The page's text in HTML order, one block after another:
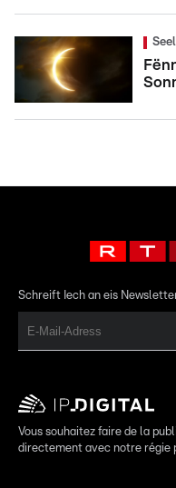
Schreift Iech an eis
Vous souhaitez faire de la
directement avec notre régie